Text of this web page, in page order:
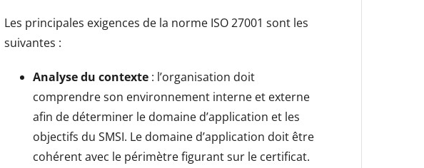
Les principales exigences de la norme ISO 27001 sont les
suivantes :
Analyse du contexte : l’organisation doit
comprendre son environnement interne et externe
afin de déterminer le domaine d’application et les
objectifs du SMSI. Le domaine d’application doit être
cohérent avec le périmètre figurant sur le certificat.